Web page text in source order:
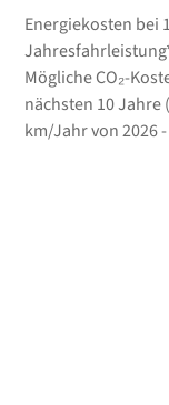
Energiekosten bei
Mögliche CO₂-
nächsten 10 Jahre
km/Jahr von 2026